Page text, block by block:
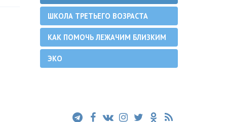
ШКОЛА ТРЕТЬЕГО ВОЗРАСТА
КАК ПОМОЧЬ ЛЕЖАЧИМ БЛИЗКИМ
ЭКО